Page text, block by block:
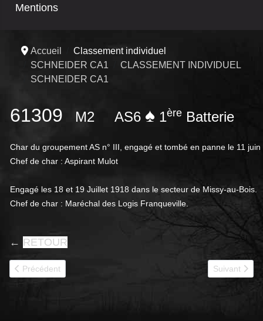
Mentions
Accueil
Classement individuel
SCHNEIDER CA1
CLASSEMENT INDIVIDUEL
SCHNEIDER CA1
61309 M2 AS6 ♠ 1ère Batterie
Char du groupement AS n° III, engagé et tombé en panne le 11
Chef de char : Aspirant Mulot
Engagé les 18 et 19 Juillet 1918 dans le secteur de Missy-au-Bois.
Chef de char : Maréchal des Logis Franqueville.
← RETOUR
Article précédent : 61317
Précédent Article
Suivant